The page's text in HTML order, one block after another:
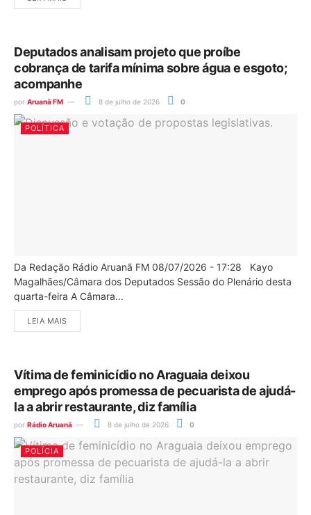
Deputados analisam projeto que proíbe
cobrança de tarifa mínima sobre água e esgoto;
acompanhe
por Aruanã FM 8 de julho de 2026 0
POLÍTICA
Da Redação Rádio Aruanã FM 08/07/2026 - 17:28 Kayo
Magalhães/Câmara dos Deputados Sessão do Plenário desta
quarta-feira A Câmara...
LEIA MAIS
Vítima de feminicídio no Araguaia deixou
emprego após promessa de pecuarista de ajudá-
la a abrir restaurante, diz família
por Rádio Aruanã 8 de julho de 2026 0
POLÍCIA